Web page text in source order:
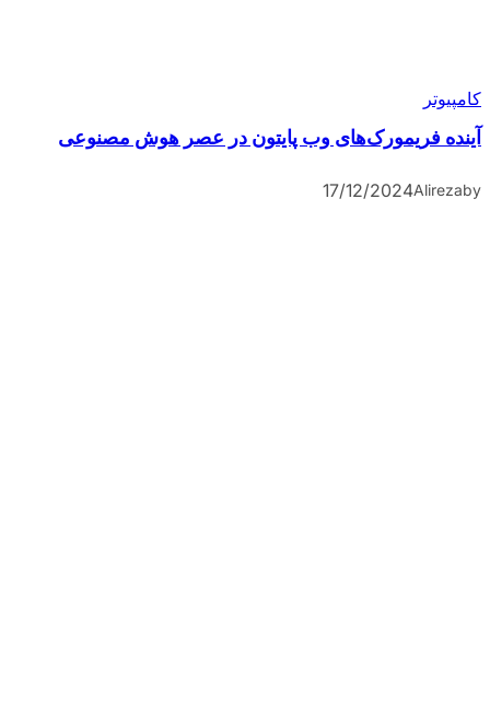
کامپیوتر
آینده فریمورک‌های وب پایتون در عصر هوش مصنوعی
by
Alireza
17/12/2024